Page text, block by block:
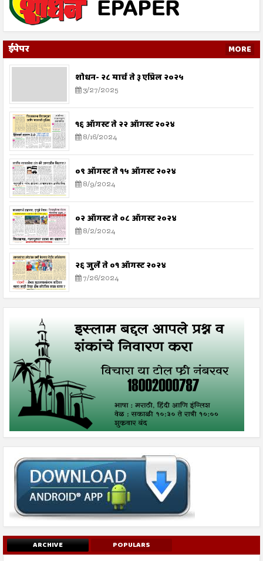
ईपेपर MORE
शोधन- २८ मार्च ते ३ एप्रिल २०२५
3/27/2025
१६ ऑगस्ट ते २२ ऑगस्ट २०२४
8/16/2024
०९ ऑगस्ट ते १५ ऑगस्ट २०२४
8/9/2024
०२ ऑगस्ट ते ०८ ऑगस्ट २०२४
8/2/2024
२६ जुलै ते ०१ ऑगस्ट २०२४
7/26/2024
ARCHIVE POPULARS